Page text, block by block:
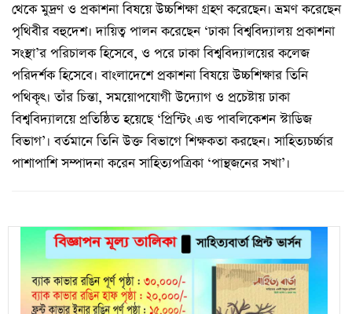
থেকে মুদ্রণ ও প্রকাশনা বিষয়ে উচ্চশিক্ষা গ্রহণ করেছেন। ভ্রমণ করেছেন
পৃথিবীর বহুদেশ। দায়িত্ব পালন করেছেন ‘ঢাকা বিশ্ববিদ্যালয় প্রকাশনা
সংস্থা’র পরিচালক হিসেবে, ও পরে ঢাকা বিশ্ববিদ্যালয়ের কলেজ
পরিদর্শক হিসেবে। বাংলাদেশে প্রকাশনা বিষয়ে উচ্চশিক্ষার তিনি
পথিকৃৎ। তাঁর চিন্তা, সময়োপযোগী উদ্যোগ ও প্রচেষ্টায় ঢাকা
বিশ্ববিদ্যালয়ে প্রতিষ্ঠিত হয়েছে ‘প্রিন্টিং এন্ড পাবলিকেশন স্টাডিজ
বিভাগ’। বর্তমানে তিনি উক্ত বিভাগে শিক্ষকতা করছেন। সাহিত্যচর্চ্চার
পাশাপাশি সম্পাদনা করেন সাহিত্যপত্রিকা ‘পান্থজনের সখা’।